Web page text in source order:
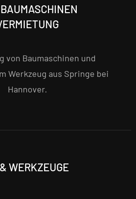
von Baumaschinen und
Werkzeug aus Springe bei
Hannover.
WERKZEUGE